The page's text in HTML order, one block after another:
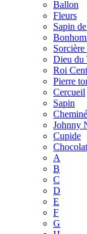
Ballon
Fleurs
Sapin
Dieu du
Roi
Pierre
Cercueil
Sapin
Johnny
Cupide
Chocolat
A
B
C
D
E
F
G